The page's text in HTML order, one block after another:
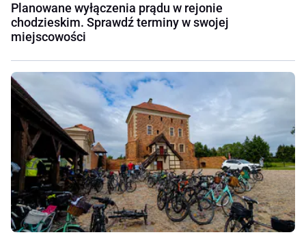
Planowane wyłączenia prądu w rejonie
chodzieskim. Sprawdź terminy w swojej
miejscowości